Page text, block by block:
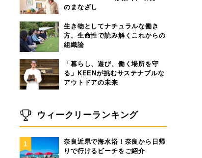
のまなざし
生き物としてナチュラルな働き
方。生命性で読み解くこれからの
組織論
「暮らし、遊び、働く場所を守
る」KEENが挑むサステナブルな
アウトドアの未来
ウィークリーランキング
1
奈良近県で海水浴！奈良から日帰
りで行けるビーチをご紹介